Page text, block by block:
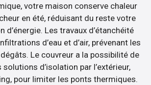
votre maison conserve chaleur
en été, réduisant du reste votre
d’énergie. Les travaux d’étanchéité
d’eau et d’air, prévenant les
Le couvreur a la possibilité de
d’isolation par l’extérieur,
pour limiter les ponts thermiques.